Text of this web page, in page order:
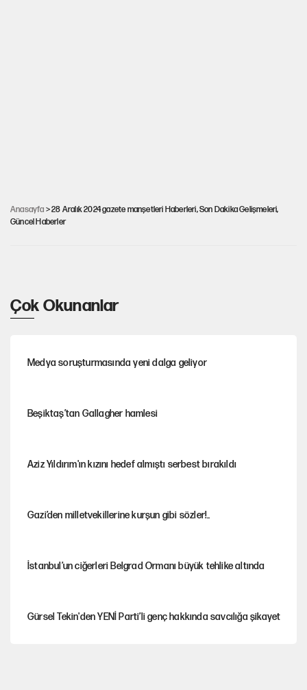
Anasayfa > 28 Aralık 2024 gazete manşetleri Haberleri, Son Dakika Gelişmeleri,
Güncel Haberler
28 Aralık 2024 gazete manşetleri: Asgari
ücretli ezildi, sıra emeklide mi?
Çok Okunanlar
Medya soruşturmasında yeni dalga geliyor
Beşiktaş’tan Gallagher hamlesi
Aziz Yıldırım'ın kızını hedef almıştı serbest bırakıldı
Gazi’den milletvekillerine kurşun gibi sözler!..
İstanbul’un ciğerleri Belgrad Ormanı büyük tehlike altında
Gürsel Tekin'den YENİ Parti’li genç hakkında savcılığa şikayet